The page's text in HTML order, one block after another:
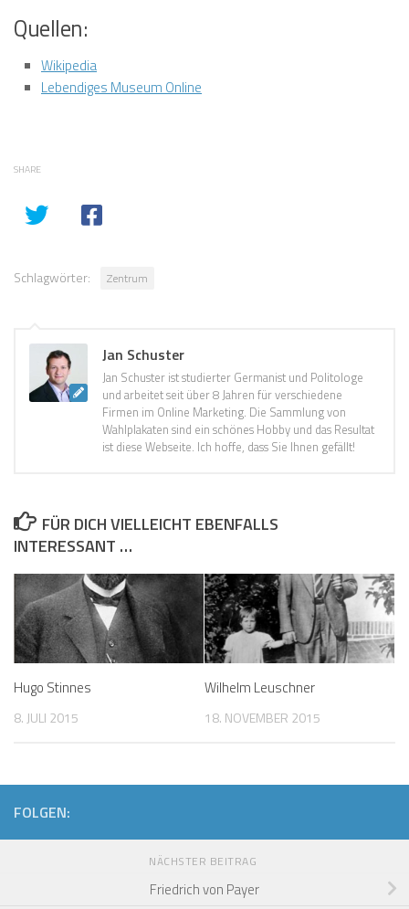
Quellen:
Wikipedia
Lebendiges Museum Online
SHARE
Schlagwörter: Zentrum
Jan Schuster
Jan Schuster ist studierter Germanist und Politologe
und arbeitet seit über 8 Jahren für verschiedene
Firmen im Online Marketing. Die Sammlung von
Wahlplakaten sind ein schönes Hobby und das Resultat
ist diese Webseite. Ich hoffe, dass Sie Ihnen gefällt!
FÜR DICH VIELLEICHT EBENFALLS
INTERESSANT …
Hugo Stinnes
8. JULI 2015
Wilhelm Leuschner
18. NOVEMBER 2015
FOLGEN:
NÄCHSTER BEITRAG
Friedrich von Payer